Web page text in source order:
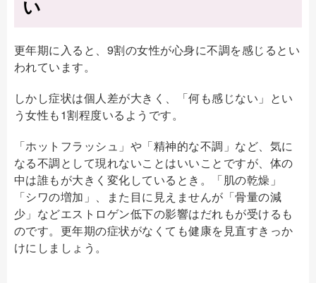
い
更年期に入ると、9割の女性が心身に不調を感じるとい
われています。
しかし症状は個人差が大きく、「何も感じない」とい
う女性も1割程度いるようです。
「ホットフラッシュ」や「精神的な不調」など、気に
なる不調として現れないことはいいことですが、体の
中は誰もが大きく変化しているとき。「肌の乾燥」
「シワの増加」、また目に見えませんが「骨量の減
少」などエストロゲン低下の影響はだれもが受けるも
のです。更年期の症状がなくても健康を見直すきっか
けにしましょう。